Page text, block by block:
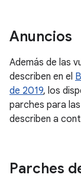
Anuncios
Además de las
describen en el
de 2019, los
parches para
describen a
Parches